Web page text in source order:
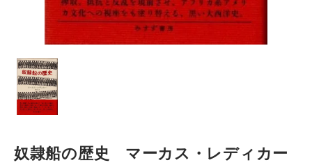
奴隷船の歴史 マーカス・レディカー